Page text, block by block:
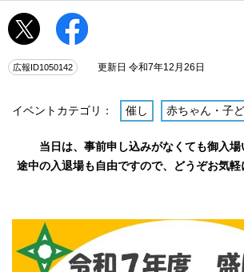
広報ID1050142 更新日 令和7年12月26日
イベントカテゴリ： 催し 赤ちゃん・子
当日は、事前申し込みがなくても御入場
途中の入退場も自由ですので、どうぞお気軽